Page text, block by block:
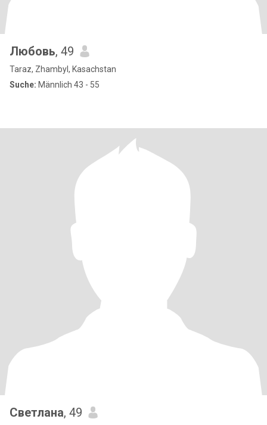
Любовь, 49
Taraz, Zhambyl, Kasachstan
Suche: Männlich 43 - 55
Светлана, 49